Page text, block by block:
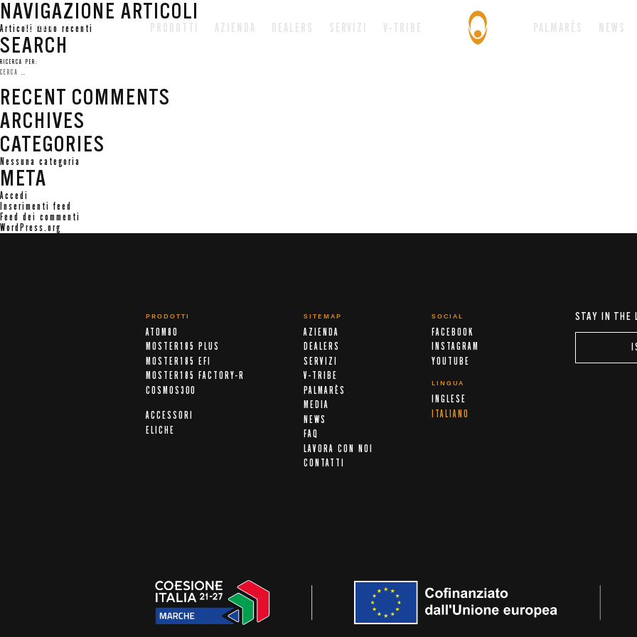
CERCA PRODOTTI AZIENDA DEALERS SERVIZI V-TRIBE PALMARÈS NEWS
NAVIGAZIONE ARTICOLI
Articoli meno recenti
SEARCH
RICERCA PER:
RECENT COMMENTS
ARCHIVES
CATEGORIES
Nessuna categoria
META
Accedi
Inserimenti feed
Feed dei commenti
WordPress.org
PRODOTTI
ATOM80
MOSTER185 PLUS
MOSTER185 EFI
MOSTER185 FACTORY-R
COSMOS300
ACCESSORI
ELICHE
SITEMAP
AZIENDA
DEALERS
SERVIZI
V-TRIBE
PALMARÈS
MEDIA
NEWS
FAQ
LAVORA CON NOI
CONTATTI
SOCIAL
FACEBOOK
INSTAGRAM
YOUTUBE
LINGUA
INGLESE
ITALIANO
STAY IN THE